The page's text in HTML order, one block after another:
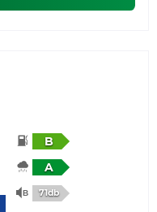
B
A
71db